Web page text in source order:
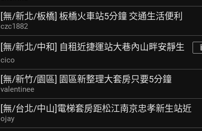
[無/新北/板橋] 板橋火車站5分鐘 交通生活便利
czc1882
[無/新北/中和] 自租近捷運站大巷內山畔安靜生
cico
[無/新竹/園區] 園區新整理大套房只要5分鐘
valentinee
[無/台北/中山]電梯套房距松江南京忠孝新生站近
ojay